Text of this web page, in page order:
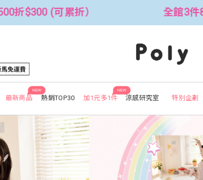
全館3件88折！🦄 滿$2500折$300 (可累折）
NEW
最新商品 熱銷TOP30
NEW
加1元多1件 涼感研究室 特別企劃